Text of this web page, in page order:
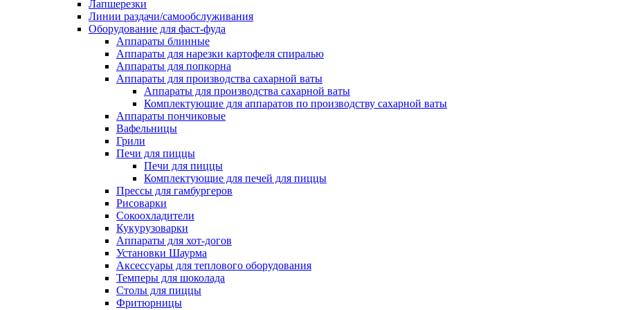
Лапшерезки
Линии раздачи/самообслуживания
Оборудование для фаст-фуда
Аппараты блинные
Аппараты для нарезки картофеля спиралью
Аппараты для попкорна
Аппараты для производства сахарной ваты
Аппараты для производства сахарной ваты
Комплектующие для аппаратов по производству сахарной ваты
Аппараты пончиковые
Вафельницы
Грили
Печи для пиццы
Печи для пиццы
Комплектующие для печей для пиццы
Прессы для гамбургеров
Рисоварки
Сокоохладители
Кукурузоварки
Аппараты для хот-догов
Установки Шаурма
Аксессуары для теплового оборудования
Темперы для шоколада
Столы для пиццы
Фритюрницы